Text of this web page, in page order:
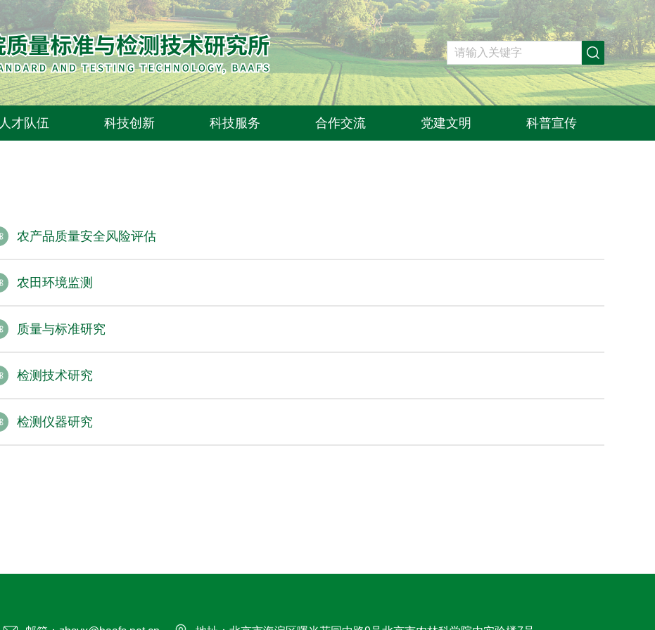
人才队伍 科技创新 科技服务 合作交流 党建文明 科普宣传
农产品质量安全风险评估
农田环境监测
质量与标准研究
检测技术研究
检测仪器研究